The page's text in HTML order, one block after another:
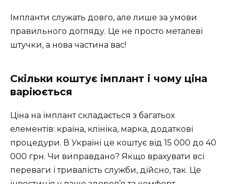
Імпланти служать довго, але лише за умови
правильного догляду. Це не просто металеві
штучки, а нова частина вас!
Скільки коштує імплант і чому ціна
варіюється
Ціна на імплант складається з багатьох
елементів: країна, клініка, марка, додаткові
процедури. В Україні це коштує від 15 000 до 40
000 грн. Чи виправдано? Якщо врахувати всі
переваги і тривалість служби, дійсно, так. Це